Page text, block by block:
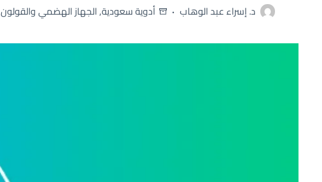
د. إسراء عبد الوهاب أدوية سعودية,الجهاز الهضمي والقولون